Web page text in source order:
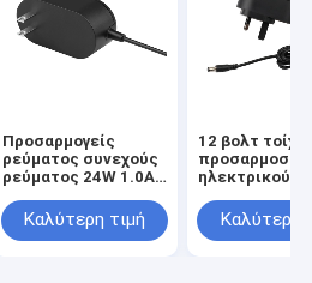
Προσαρμογείς
ρεύματος συνεχούς
ρεύματος 24W 1.0A
εγκεκριμένο
ETL1310
Καλύτερη τιμή
12 βολτ
ηλεκτρικού
Μαύρος
Καλύτερη